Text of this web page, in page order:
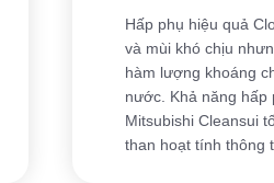
Hấp phụ hiệu quả
và mùi khó chịu
hàm lượng khoáng
nước. Khả năng hấp
Mitsubishi Cleansui
than hoạt tính thông